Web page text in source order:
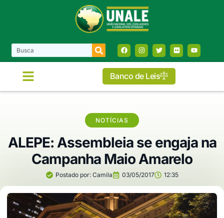
Banco de Leis
NOTÍCIAS
ALEPE: Assembleia se engaja na
Campanha Maio Amarelo
Postado por:Camila 03/05/2017 12:35